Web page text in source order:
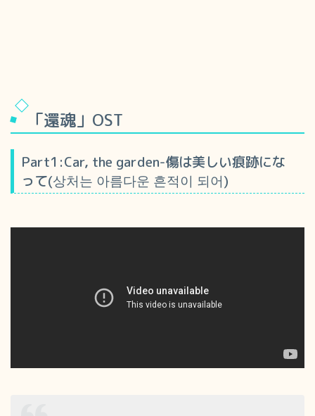
「還魂」OST
Part1:Car, the garden-傷は美しい痕跡にな
って(상처는 아름다운 흔적이 되어)